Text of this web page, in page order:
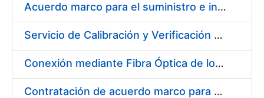
Acuerdo marco para el suministro e instalación de persianas, estores y otros complementos
Servicio de Calibración y Verificación Externa de los Equipos de Medición del Servicio de Prevención de la FNMT-RCM
Conexión mediante Fibra Óptica de los Centros de Proceso de Datos (CPDs) de las sedes de la FNMT-RCM de Burgos y Madrid
Contratación de acuerdo marco para el Suministro de Material de Electricidad para la Fábrica Nacional de Moneda y Timbre-Real Casa de la Moneda en su centro de trabajo de Burgos